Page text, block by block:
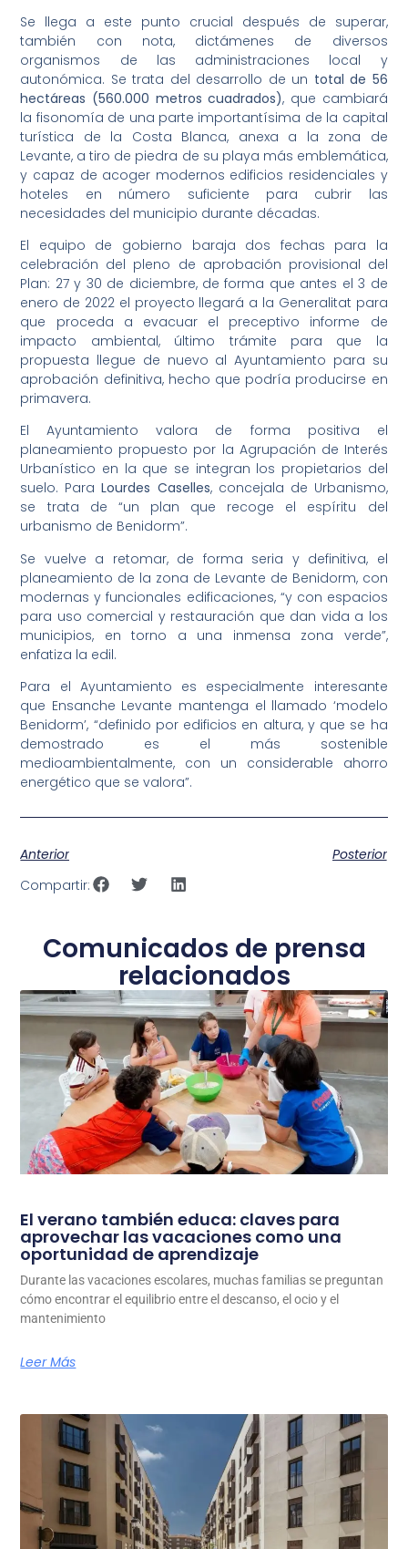
Se llega a este punto crucial después de superar,
también con nota, dictámenes de diversos
organismos de las administraciones local y
autonómica. Se trata del desarrollo de un total de 56
hectáreas (560.000 metros cuadrados), que cambiará
la fisonomía de una parte importantísima de la capital
turística de la Costa Blanca, anexa a la zona de
Levante, a tiro de piedra de su playa más emblemática,
y capaz de acoger modernos edificios residenciales y
hoteles en número suficiente para cubrir las
necesidades del municipio durante décadas.
El equipo de gobierno baraja dos fechas para la
celebración del pleno de aprobación provisional del
Plan: 27 y 30 de diciembre, de forma que antes el 3 de
enero de 2022 el proyecto llegará a la Generalitat para
que proceda a evacuar el preceptivo informe de
impacto ambiental, último trámite para que la
propuesta llegue de nuevo al Ayuntamiento para su
aprobación definitiva, hecho que podría producirse en
primavera.
El Ayuntamiento valora de forma positiva el
planeamiento propuesto por la Agrupación de Interés
Urbanístico en la que se integran los propietarios del
suelo. ParaLourdes Caselles, concejala de Urbanismo,
se trata de “un plan que recoge el espíritu del
urbanismo de Benidorm”.
Se vuelve a retomar, de forma seria y definitiva, el
planeamiento de la zona de Levante de Benidorm, con
modernas y funcionales edificaciones, “y con espacios
para uso comercial y restauración que dan vida a los
municipios, en torno a una inmensa zona verde”,
enfatiza la edil.
Para el Ayuntamiento es especialmente interesante
que Ensanche Levante mantenga el llamado ‘modelo
Benidorm’, “definido por edificios en altura, y que se ha
demostrado es el más sostenible
medioambientalmente, con un considerable ahorro
energético que se valora”.
Anterior
Posterior
Compartir:
Comunicados de prensa
relacionados
El verano también educa: claves para
aprovechar las vacaciones como una
oportunidad de aprendizaje
Durante las vacaciones escolares, muchas familias se preguntan
cómo encontrar el equilibrio entre el descanso, el ocio y el
mantenimiento
Leer Más